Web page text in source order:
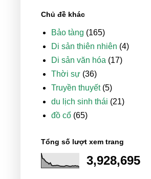
Chủ đề khác
Bảo tàng (165)
Di sản thiên nhiên (4)
Di sản văn hóa (17)
Thời sự (36)
Truyền thuyết (5)
du lịch sinh thái (21)
đồ cổ (65)
Tổng số lượt xem trang
3,928,695